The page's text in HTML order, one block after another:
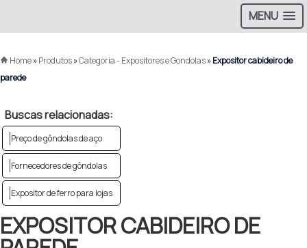
MENU
Home»Produtos»Categoria - Expositores e Gondolas»Expositor cabideiro de
parede
Buscas relacionadas:
Preço de gôndolas de aço
Fornecedores de gôndolas
Expositor de ferro para lojas
EXPOSITOR CABIDEIRO DE